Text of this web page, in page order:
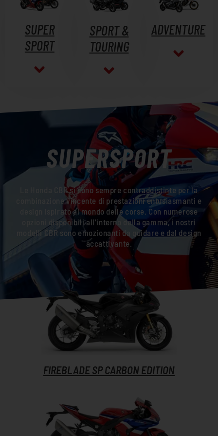
SUPER
SPORT
SPORT &
TOURING
ADVENTURE
SUPERSPORT
Le Honda CBR si sono sempre contraddistinte per la
combinazione vincente di prestazioni entusiasmanti e
design ispirato al mondo delle corse. Con numerose
opzioni disponibili all’interno della gamma, i nostri
modelli CBR sono emozionanti da guidare e dal design
accattivante.
FIREBLADE SP CARBON EDITION